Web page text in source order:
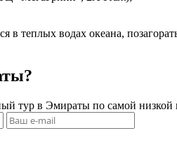
в теплых водах океана,
тур в Эмираты по самой низкой